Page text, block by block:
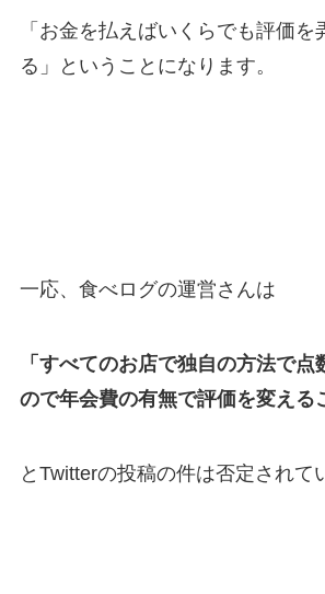
「 お金を払えばいくらでも評価を
る 」ということになります。
一応、食べログの運営さんは
「すべてのお店で独自の方法で点
ので年会費の有無で評価を変える
とTwitterの投稿の件は否定されて